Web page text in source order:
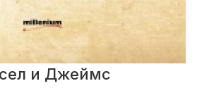
и Джеймс